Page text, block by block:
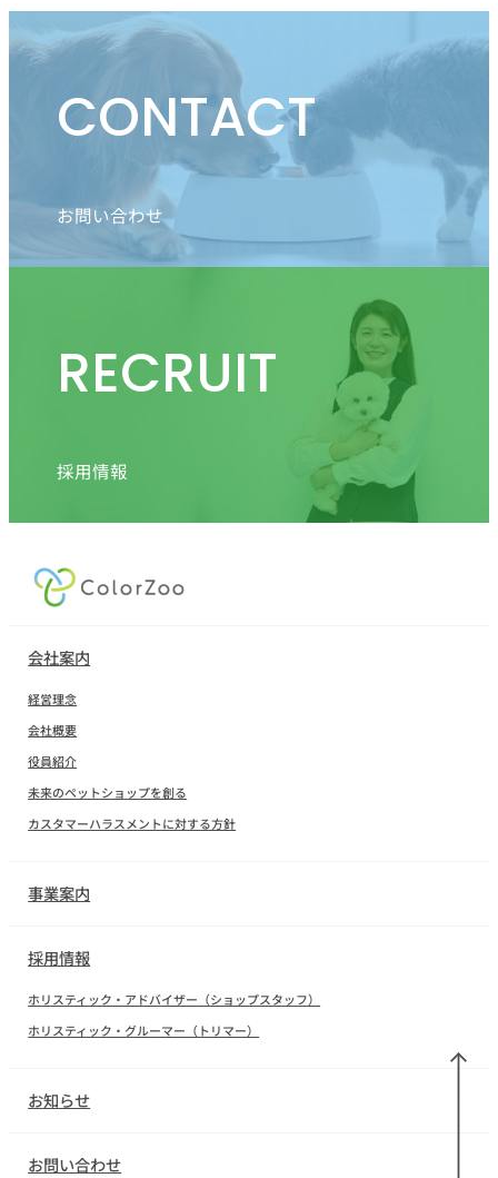
CONTACT
お問い合わせ
RECRUIT
採用情報
会社案内
経営理念
会社概要
役員紹介
未来のペットショップを創る
カスタマーハラスメントに対する方針
事業案内
採用情報
ホリスティック・アドバイザー（ショップスタッフ）
ホリスティック・グルーマー（トリマー）
お知らせ
お問い合わせ